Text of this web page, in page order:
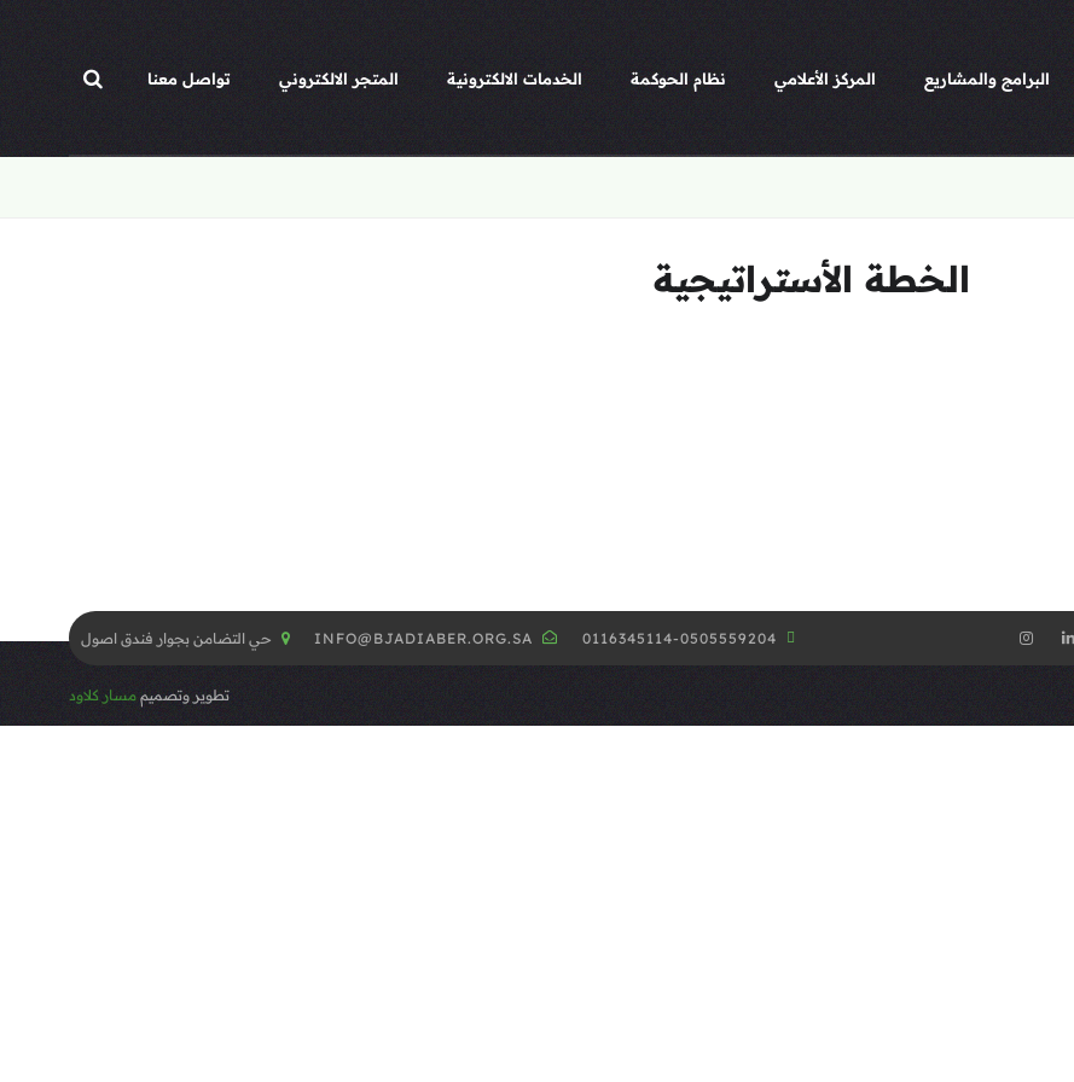
البرامج والمشاريع المركز الأعلامي نظام الحوكمة الخدمات الالكترونية المتجر الالكتروني تواصل معنا
الخطة الأستراتيجية
0116345114-0505559204
INFO@BJADIABER.ORG.SA حي التضامن بجوار فندق اصول
تطوير وتصميم مسار كلاود